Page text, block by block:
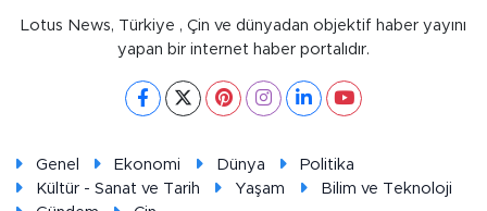
Lotus News, Türkiye , Çin ve dünyadan objektif haber yayını
yapan bir internet haber portalıdır.
Genel Ekonomi Dünya
Politika
Kültür - Sanat ve Tarih
Yaşam
Bilim ve Teknoloji